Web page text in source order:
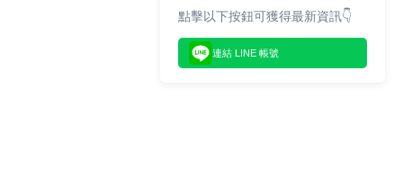
點擊以下按鈕可獲得最新資訊👇
連結 LINE 帳號